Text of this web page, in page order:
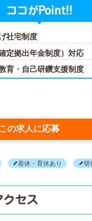
ココがPoint!!
社宅制度
定拠出年金制度）対応
育・自己研鑽支援制度
この求人に応募
産休・育休あり 研
クセス